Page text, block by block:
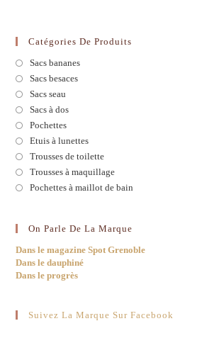
Catégories De Produits
Sacs bananes
Sacs besaces
Sacs seau
Sacs à dos
Pochettes
Etuis à lunettes
Trousses de toilette
Trousses à maquillage
Pochettes à maillot de bain
On Parle De La Marque
Dans le magazine Spot Grenoble
Dans le dauphiné
Dans le progrès
Suivez La Marque Sur Facebook